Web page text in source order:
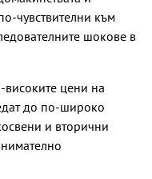
чувствителни към
шокове в
цени на
до по-широко
и вторични